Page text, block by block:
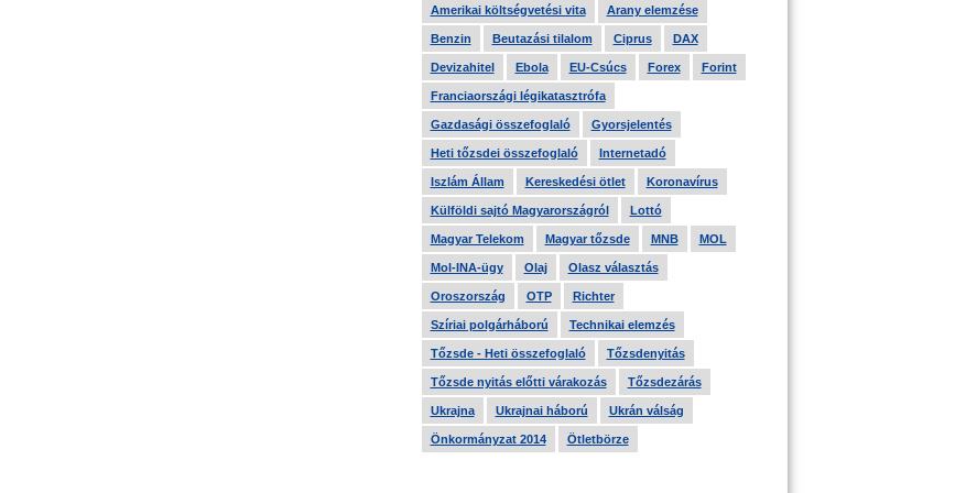
Amerikai költségvetési vita Arany elemzése
Benzin Beutazási tilalom Ciprus DAX
Devizahitel Ebola EU-Csúcs Forex Forint
Franciaországi légikatasztrófa
Gazdasági összefoglaló Gyorsjelentés
Heti tőzsdei összefoglaló Internetadó
Iszlám Állam Kereskedési ötlet Koronavírus
Külföldi sajtó Magyarországról Lottó
Magyar Telekom Magyar tőzsde MNB MOL
Mol-INA-ügy Olaj Olasz választás
Oroszország OTP Richter
Szíriai polgárháború Technikai elemzés
Tőzsde - Heti összefoglaló Tőzsdenyitás
Tőzsde nyitás előtti várakozás Tőzsdezárás
Ukrajna Ukrajnai háború Ukrán válság
Önkormányzat 2014 Ötletbörze